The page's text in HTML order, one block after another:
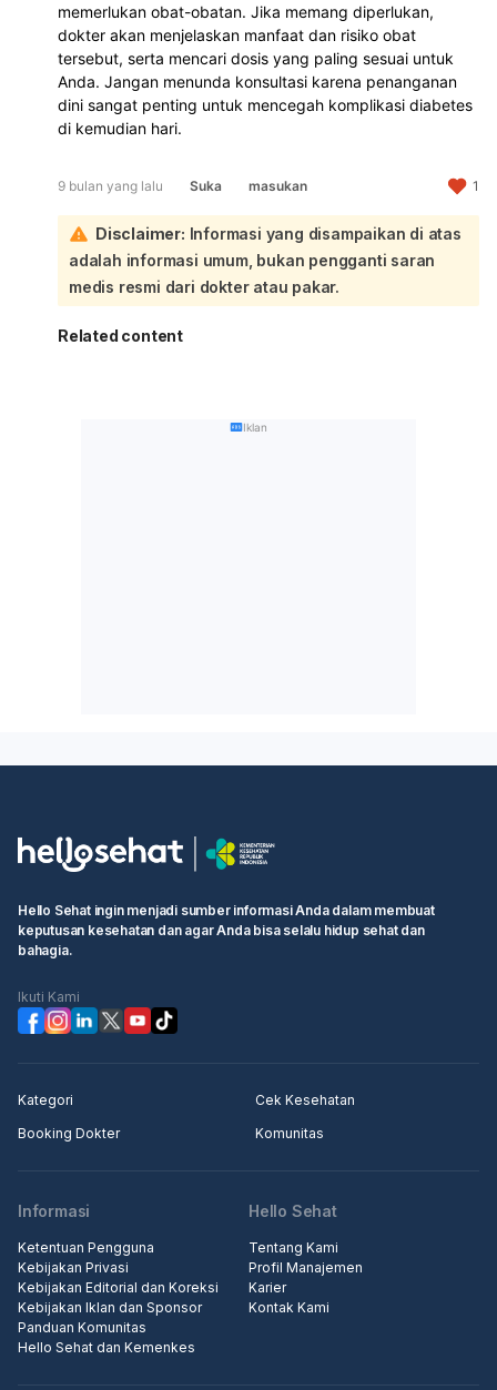
memerlukan obat-obatan. Jika memang diperlukan,
dokter akan menjelaskan manfaat dan risiko obat
tersebut, serta mencari dosis yang paling sesuai untuk
Anda. Jangan menunda konsultasi karena penanganan
dini sangat penting untuk mencegah komplikasi diabetes
di kemudian hari.
9 bulan yang lalu Suka masukan 1
Disclaimer: Informasi yang disampaikan di atas
adalah informasi umum, bukan pengganti saran
medis resmi dari dokter atau pakar.
Related content
Iklan
Hello Sehat ingin menjadi sumber informasi Anda dalam membuat
keputusan kesehatan dan agar Anda bisa selalu hidup sehat dan
bahagia.
Ikuti Kami
Kategori
Cek Kesehatan
Booking Dokter
Komunitas
Informasi
Ketentuan Pengguna
Kebijakan Privasi
Kebijakan Editorial dan Koreksi
Kebijakan Iklan dan Sponsor
Panduan Komunitas
Hello Sehat dan Kemenkes
Hello Sehat
Tentang Kami
Profil Manajemen
Karier
Kontak Kami